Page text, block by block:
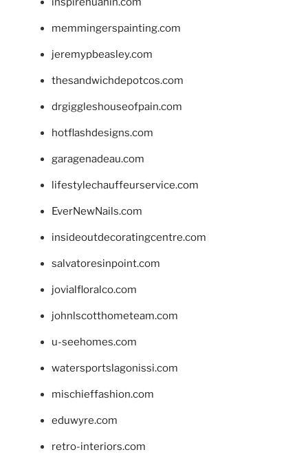
memmingerspainting.com
jeremypbeasley.com
thesandwichdepotcos.com
drgiggleshouseofpain.com
hotflashdesigns.com
garagenadeau.com
lifestylechauffeurservice.com
EverNewNails.com
insideoutdecoratingcentre.com
salvatoresinpoint.com
jovialfloralco.com
johnlscotthometeam.com
u-seehomes.com
watersportslagonissi.com
mischieffashion.com
eduwyre.com
retro-interiors.com